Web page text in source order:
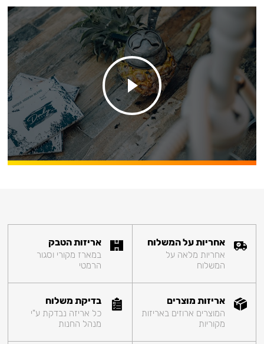
אחריות על המשלוח
אחריות מלאה על
המשלוח
אריזות הטבק
במארז מקורי וסגור
הרמטי
אריזות מוצרים
המוצרים ארוזים באריזות
מקוריות
בדיקת משלוח
כל אריזה נבדקת ע"י
מנהל החנות